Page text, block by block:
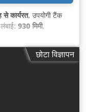
से कार्यरत, उपयोगी टैंक
930 मिमी,
छोटा विज्ञापन